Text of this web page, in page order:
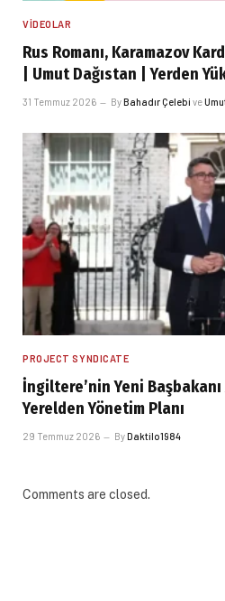
VIDEOLAR
Rus Romanı, Karamazov
| Umut Dağıstan | Yerden
31 Temmuz 2026 ByBahadır Çelebi ve
PROJECT SYNDICATE
İngiltere’nin Yeni Başbakanı
Yerelden Yönetim Planı
29 Temmuz 2026 ByDaktilo1984
Comments are closed.